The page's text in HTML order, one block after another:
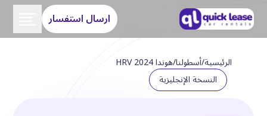
ارسال استفسار
الرئيسية/أسطولنا/هوندا HRV 2024
النسخة الإنجليزية